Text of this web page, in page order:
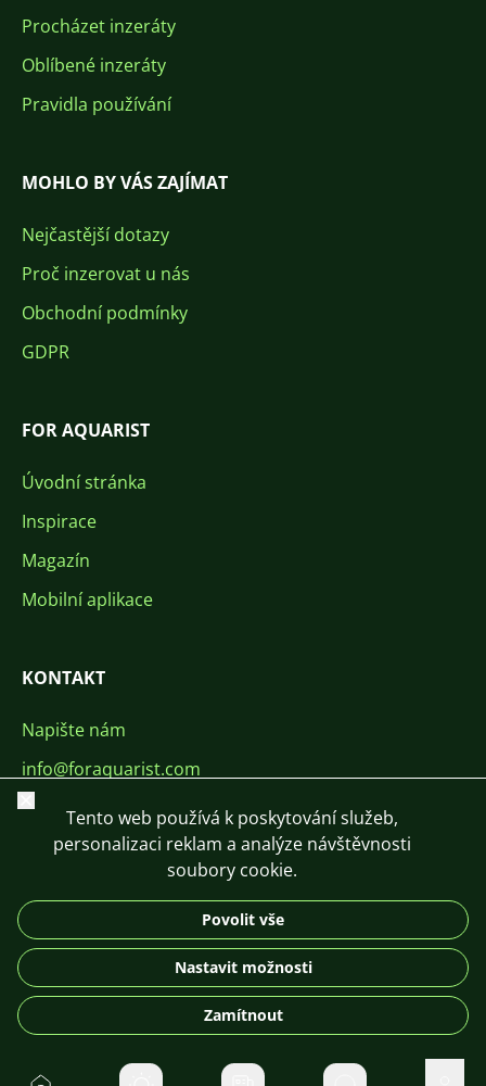
Procházet inzeráty
Oblíbené inzeráty
Pravidla používání
MOHLO BY VÁS ZAJÍMAT
Nejčastější dotazy
Proč inzerovat u nás
Obchodní podmínky
GDPR
FOR AQUARIST
Úvodní stránka
Inspirace
Magazín
Mobilní aplikace
KONTAKT
Napište nám
info@foraquarist.com
+420 603 449 602
DE
© 2026 For Aquarist
Zavřít
Tento web používá k poskytování služeb,
personalizaci reklam a analýze návštěvnosti
soubory cookie.
Povolit vše
Nastavit možnosti
Zamítnout